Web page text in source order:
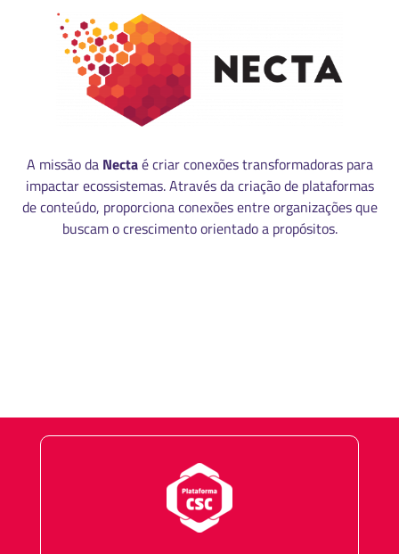
A missão da Nectaé criar conexões transformadoras para
impactar ecossistemas. Através da criação de plataformas
de conteúdo, proporciona conexões entre organizações que
buscam o crescimento orientado a propósitos.